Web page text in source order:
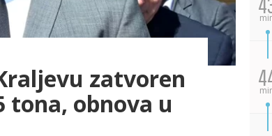
zatvoren
tona, obnova u